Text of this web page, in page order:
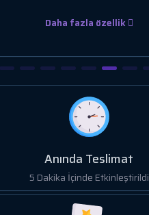
Daha fazla özellik
Anında Teslimat
5 Dakika İçinde Etkinleştirildi